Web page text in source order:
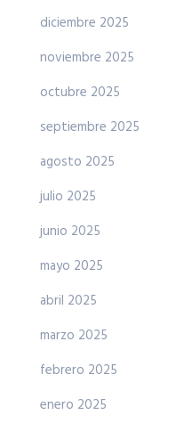
diciembre 2025
noviembre 2025
octubre 2025
septiembre 2025
agosto 2025
julio 2025
junio 2025
mayo 2025
abril 2025
marzo 2025
febrero 2025
enero 2025